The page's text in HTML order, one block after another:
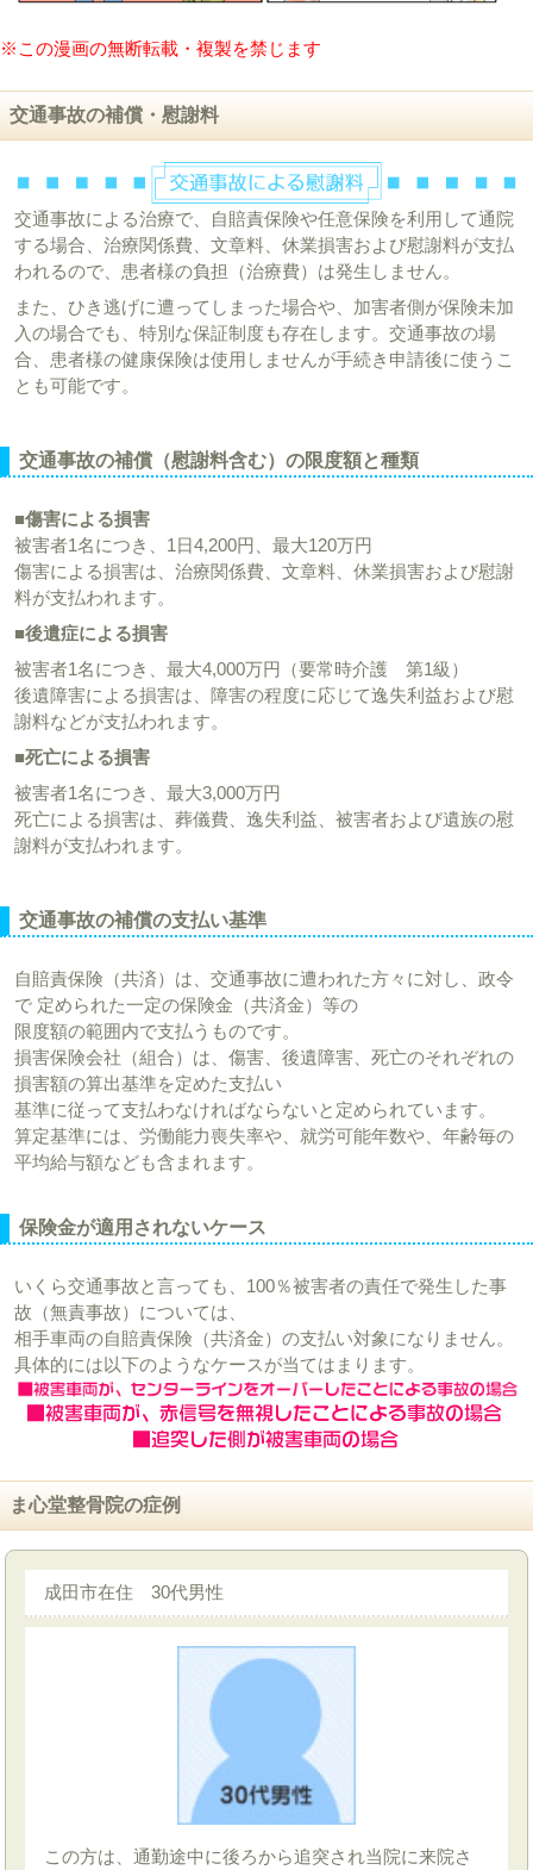
※この漫画の無断転載・複製を禁じます
交通事故の補償・慰謝料
交通事故による治療で、自賠責保険や任意保険を利用して通院
する場合、治療関係費、文章料、休業損害および慰謝料が支払
われるので、患者様の負担（治療費）は発生しません。
また、ひき逃げに遭ってしまった場合や、加害者側が保険未加
入の場合でも、特別な保証制度も存在します。交通事故の場
合、患者様の健康保険は使用しませんが手続き申請後に使うこ
とも可能です。
交通事故の補償（慰謝料含む）の限度額と種類
■傷害による損害
被害者1名につき、1日4,200円、最大120万円
傷害による損害は、治療関係費、文章料、休業損害および慰謝
料が支払われます。
■後遺症による損害
被害者1名につき、最大4,000万円（要常時介護 第1級）
後遺障害による損害は、障害の程度に応じて逸失利益および慰
謝料などが支払われます。
■死亡による損害
被害者1名につき、最大3,000万円
死亡による損害は、葬儀費、逸失利益、被害者および遺族の慰
謝料が支払われます。
交通事故の補償の支払い基準
自賠責保険（共済）は、交通事故に遭われた方々に対し、政令
で 定められた一定の保険金（共済金）等の
限度額の範囲内で支払うものです。
損害保険会社（組合）は、傷害、後遺障害、死亡のそれぞれの
損害額の算出基準を定めた支払い
基準に従って支払わなければならないと定められています。
算定基準には、労働能力喪失率や、就労可能年数や、年齢毎の
平均給与額なども含まれます。
保険金が適用されないケース
いくら交通事故と言っても、100％被害者の責任で発生した事
故（無責事故）については、
相手車両の自賠責保険（共済金）の支払い対象になりません。
具体的には以下のようなケースが当てはまります。
ま心堂整骨院の症例
成田市在住 30代男性
この方は、通勤途中に後ろから追突され当院に来院さ